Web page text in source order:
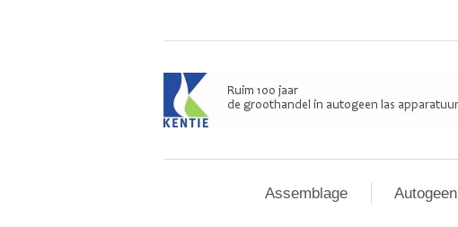
Assemblage Autogeen